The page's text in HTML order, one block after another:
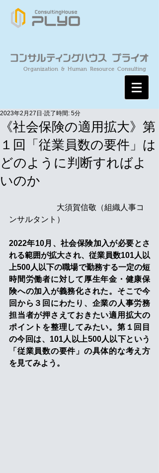
Organization & Human Resource Consulting
《社会保険の適用拡大》第
１回「従業員数の要件」は
どのように判断すればよ
いのか
2023年2月27日 読了時間: 5分
大須賀信敬（組織人事コ
ンサルタント）
2022年10月、社会保険加入が必要とさ
れる範囲が拡大され、従業員数101人以
上500人以下の職場で勤務する一定の短
時間労働者に対して厚生年金・健康保
険への加入が義務化された。そこで今
回から３回にわたり、企業の人事労務
担当者が押さえておきたい適用拡大の
ポイントを整理してみたい。第１回目
の今回は、101人以上500人以下という
「従業員数の要件」の具体的な考え方
を見てみよう。